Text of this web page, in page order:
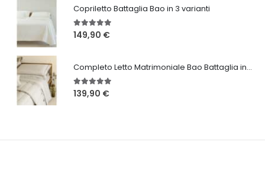
Copriletto Battaglia Bao in 3 varianti
5.00Su 5
149,90 €
Completo Letto Matrimoniale Bao Battaglia in 3 varianti
5.00Su 5
139,90 €